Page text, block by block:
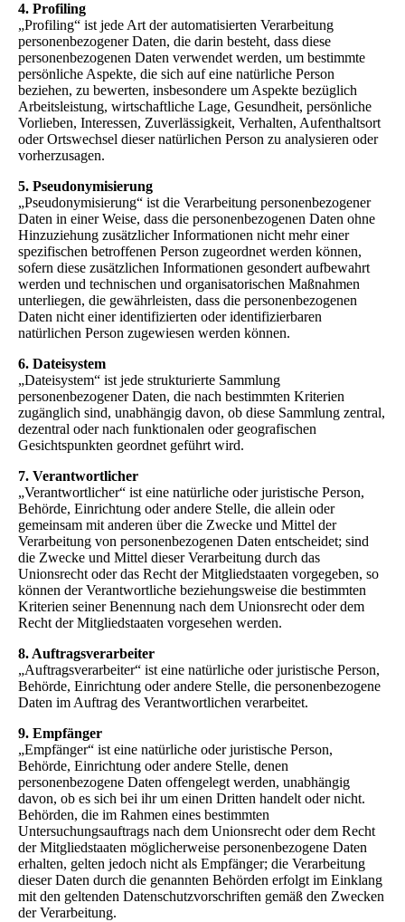
4. Profiling
„Profiling“ ist jede Art der automatisierten Verarbeitung
personenbezogener Daten, die darin besteht, dass diese
personenbezogenen Daten verwendet werden, um bestimmte
persönliche Aspekte, die sich auf eine natürliche Person
beziehen, zu bewerten, insbesondere um Aspekte bezüglich
Arbeitsleistung, wirtschaftliche Lage, Gesundheit, persönliche
Vorlieben, Interessen, Zuverlässigkeit, Verhalten, Aufenthaltsort
oder Ortswechsel dieser natürlichen Person zu analysieren oder
vorherzusagen.
5. Pseudonymisierung
„Pseudonymisierung“ ist die Verarbeitung personenbezogener
Daten in einer Weise, dass die personenbezogenen Daten ohne
Hinzuziehung zusätzlicher Informationen nicht mehr einer
spezifischen betroffenen Person zugeordnet werden können,
sofern diese zusätzlichen Informationen gesondert aufbewahrt
werden und technischen und organisatorischen Maßnahmen
unterliegen, die gewährleisten, dass die personenbezogenen
Daten nicht einer identifizierten oder identifizierbaren
natürlichen Person zugewiesen werden können.
6. Dateisystem
„Dateisystem“ ist jede strukturierte Sammlung
personenbezogener Daten, die nach bestimmten Kriterien
zugänglich sind, unabhängig davon, ob diese Sammlung zentral,
dezentral oder nach funktionalen oder geografischen
Gesichtspunkten geordnet geführt wird.
7. Verantwortlicher
„Verantwortlicher“ ist eine natürliche oder juristische Person,
Behörde, Einrichtung oder andere Stelle, die allein oder
gemeinsam mit anderen über die Zwecke und Mittel der
Verarbeitung von personenbezogenen Daten entscheidet; sind
die Zwecke und Mittel dieser Verarbeitung durch das
Unionsrecht oder das Recht der Mitgliedstaaten vorgegeben, so
können der Verantwortliche beziehungsweise die bestimmten
Kriterien seiner Benennung nach dem Unionsrecht oder dem
Recht der Mitgliedstaaten vorgesehen werden.
8. Auftragsverarbeiter
„Auftragsverarbeiter“ ist eine natürliche oder juristische Person,
Behörde, Einrichtung oder andere Stelle, die personenbezogene
Daten im Auftrag des Verantwortlichen verarbeitet.
9. Empfänger
„Empfänger“ ist eine natürliche oder juristische Person,
Behörde, Einrichtung oder andere Stelle, denen
personenbezogene Daten offengelegt werden, unabhängig
davon, ob es sich bei ihr um einen Dritten handelt oder nicht.
Behörden, die im Rahmen eines bestimmten
Untersuchungsauftrags nach dem Unionsrecht oder dem Recht
der Mitgliedstaaten möglicherweise personenbezogene Daten
erhalten, gelten jedoch nicht als Empfänger; die Verarbeitung
dieser Daten durch die genannten Behörden erfolgt im Einklang
mit den geltenden Datenschutzvorschriften gemäß den Zwecken
der Verarbeitung.